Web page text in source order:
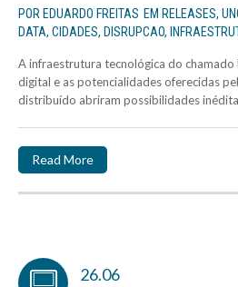
POR EDUARDO FREITAS EM RELEASES,
DATA, CIDADES, DISRUPCAO,
A infraestrutura tecnológica do chamado
digital e as potencialidades oferecidas
distribuído abriram possibilidades
Read More
26.06